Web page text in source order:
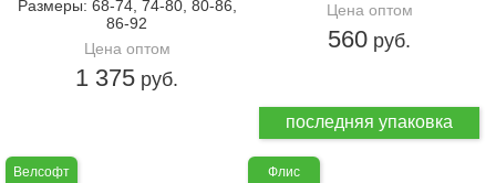
Размеры: 68-74, 74-80, 80-86,
86-92
Цена оптом
1 375 руб.
Цена оптом
560 руб.
Велсофт
последняя упаковка
Флис